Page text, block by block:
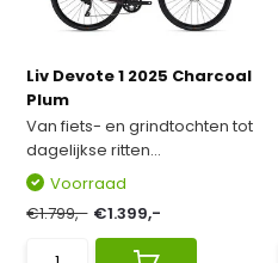
Liv Devote 1 2025 Charcoal
Plum
Van fiets- en grindtochten tot
dagelijkse ritten...
Voorraad
€1.799,- €1.399,-